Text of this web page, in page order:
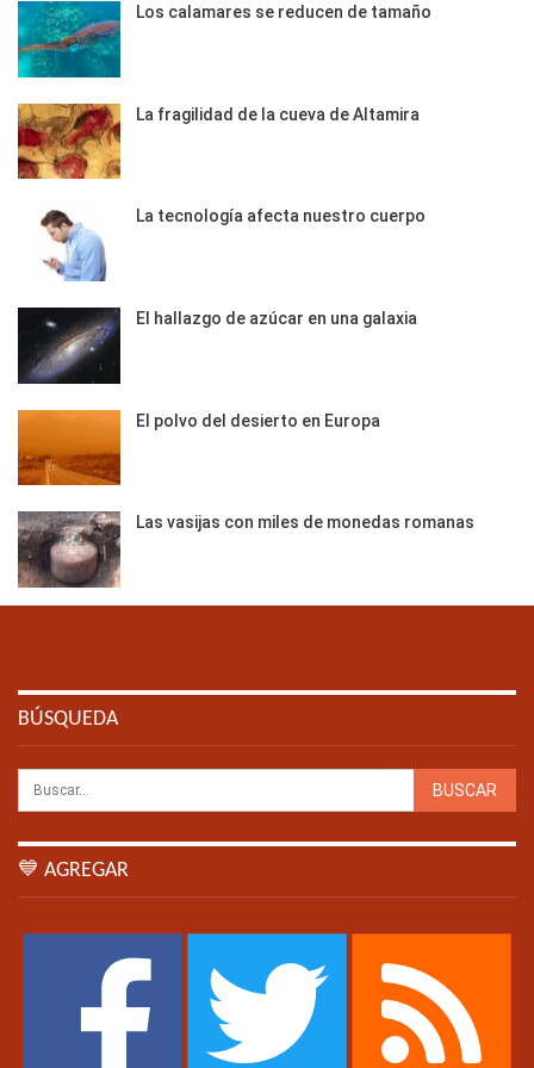
Los calamares se reducen de tamaño
La fragilidad de la cueva de Altamira
La tecnología afecta nuestro cuerpo
El hallazgo de azúcar en una galaxia
El polvo del desierto en Europa
Las vasijas con miles de monedas romanas
BÚSQUEDA
💙 AGREGAR